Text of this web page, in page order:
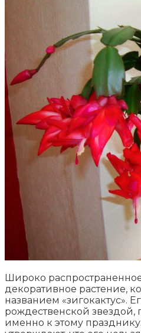
Широко
декоративное растение,
названием «зигокактус».
рождественской звездой,
именно к этому